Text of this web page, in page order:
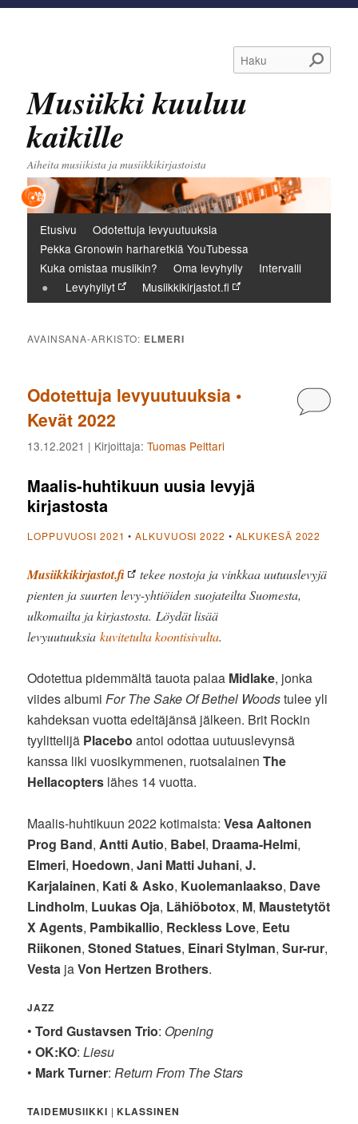
Haku
Musiikki kuuluu
kaikille
Aiheita musiikista ja musiikkikirjastoista
Päävalikko
Etusivu
Odotettuja levyuutuuksia
Pekka Gronowin harharetkiä YouTubessa
Kuka omistaa musiikin?
Oma levyhylly
Intervalli
Levyhyllyt
Musiikkikirjastot.fi
AVAINSANA-ARKISTO: ELMERI
Odotettuja levyuutuuksia •
Kevät 2022
13.12.2021 | Kirjoittaja:Tuomas Pelttari
Maalis-huhtikuun uusia levyjä
kirjastosta
LOPPUVUOSI 2021 •ALKUVUOSI 2022 • ALKUKESÄ 2022
Musiikkikirjastot.fi
tekee nostoja ja vinkkaa uutuuslevyjä
pienten ja suurten levy-yhtiöiden suojateilta Suomesta,
ulkomailta ja kirjastosta. Löydät lisää
levyuutuuksiakuvitetulta koontisivulta.
Odotettua pidemmältä tauota palaa Midlake, jonka
viides albumi For The Sake Of Bethel Woodstulee yli
kahdeksan vuotta edeltäjänsä jälkeen. Brit Rockin
tyylittelijä Placebo antoi odottaa uutuuslevynsä
kanssa liki vuosikymmenen, ruotsalainenThe
Hellacopters lähes 14 vuotta.
Maalis-huhtikuun 2022 kotimaista:Vesa Aaltonen
Prog Band, Antti Autio, Babel, Draama-Helmi,
Elmeri, Hoedown,Jani Matti Juhani,J.
Karjalainen, Kati & Asko, Kuolemanlaakso, Dave
Lindholm, Luukas Oja, Lähiöbotox, M, Maustetytöt
X Agents, Pambikallio, Reckless Love, Eetu
Riikonen,Stoned Statues, Einari Stylman,Sur-rur,
Vesta jaVon Hertzen Brothers.
JAZZ
•Tord Gustavsen Trio: Opening
•OK:KO:Liesu
• Mark Turner: Return From The Stars
TAIDEMUSIIKKI |KLASSINEN